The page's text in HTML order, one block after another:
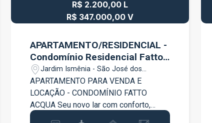
R$ 2.200,00 L
R$ 347.000,00 V
APARTAMENTO/RESIDENCIAL -
Condomínio Residencial Fatto
Acqua
Jardim Ismênia - São José dos
Campos/SP
APARTAMENTO PARA VENDA E
LOCAÇÃO - CONDOMÍNIO FATTO
ACQUA Seu novo lar com conforto,
praticidade e tudo que você precisa ao